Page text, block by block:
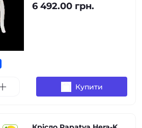
6 492.00 грн.
Купити